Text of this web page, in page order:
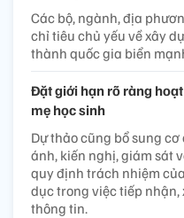
Các bộ, ngành, địa
chỉ tiêu chủ yếu về xây
thành quốc gia biển
Đặt giới hạn rõ ràng
mẹ học sinh
Dự thảo cũng bổ sung
ánh, kiến nghị, giám sát
quy định trách nhiệm
dục trong việc tiếp
thông tin.